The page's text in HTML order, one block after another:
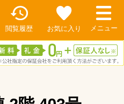
閲覧履歴 お気に入り